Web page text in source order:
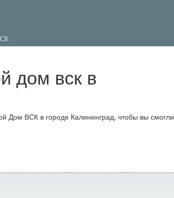
дом вск в
Дом ВСК в городе Калининград, чтобы вы смогли